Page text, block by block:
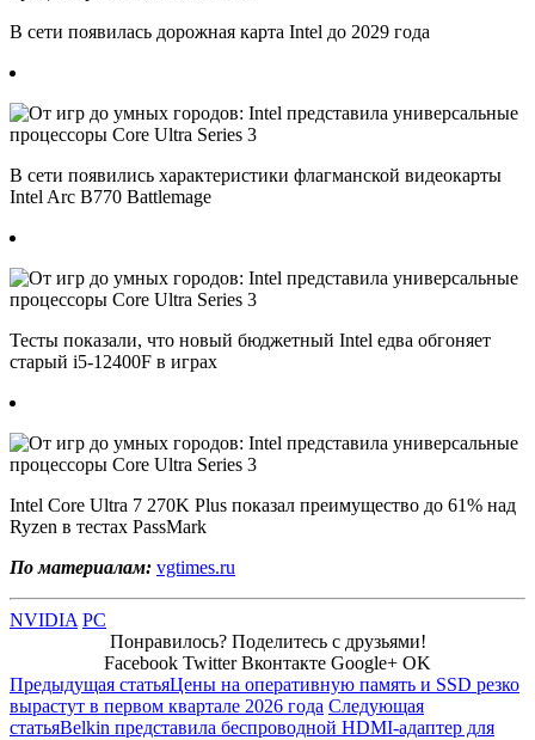
В сети появилась дорожная карта Intel до 2029 года
В сети появились характеристики флагманской видеокарты
Intel Arc B770 Battlemage
Тесты показали, что новый бюджетный Intel едва обгоняет
старый i5-12400F в играх
Intel Core Ultra 7 270K Plus показал преимущество до 61% над
Ryzen в тестах PassMark
По материалам: vgtimes.ru
NVIDIA PC
Понравилось? Поделитесь с друзьями!
Facebook Twitter Вконтакте Google+ OK
Предыдущая статьяЦены на оперативную память и SSD резко
вырастут в первом квартале 2026 года Следующая
статьяBelkin представила беспроводной HDMI-адаптер для